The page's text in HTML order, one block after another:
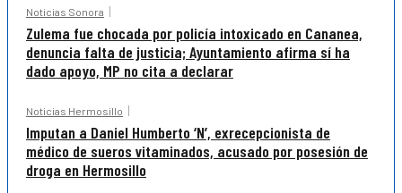
Noticias Sonora
Zulema fue chocada por policía intoxicado en Cananea,
denuncia falta de justicia; Ayuntamiento afirma sí ha
dado apoyo, MP no cita a declarar
Noticias Hermosillo
Imputan a Daniel Humberto ‘N’, exrecepcionista de
médico de sueros vitaminados, acusado por posesión de
droga en Hermosillo